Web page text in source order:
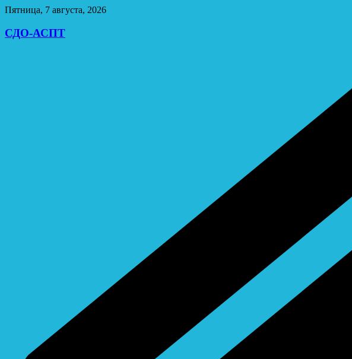
Перейти
содержимому
Пятница, 7 августа, 2026
СДО-АСПТ